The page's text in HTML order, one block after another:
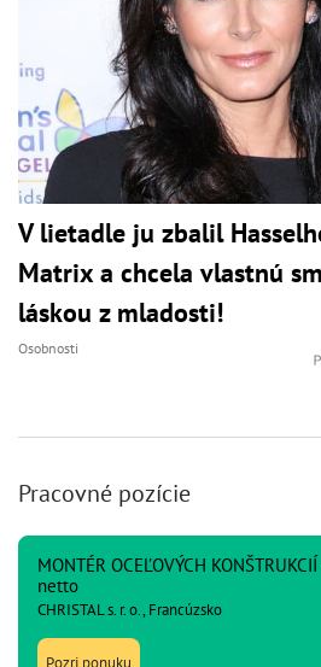
V lietadle ju zbalil
Matrix a chcela vlastnú
láskou z mladosti!
Osobnosti
Pracovné pozície
MONTÉR OCEĽOVÝCH
netto
CHRISTAL s. r. o., Francúzsko